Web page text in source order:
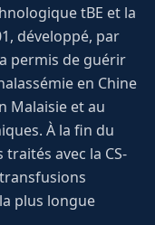
tBE et la
développé, par
permis de guérir
en Chine
Malaisie et au
À la fin du
avec la CS-
plus longue